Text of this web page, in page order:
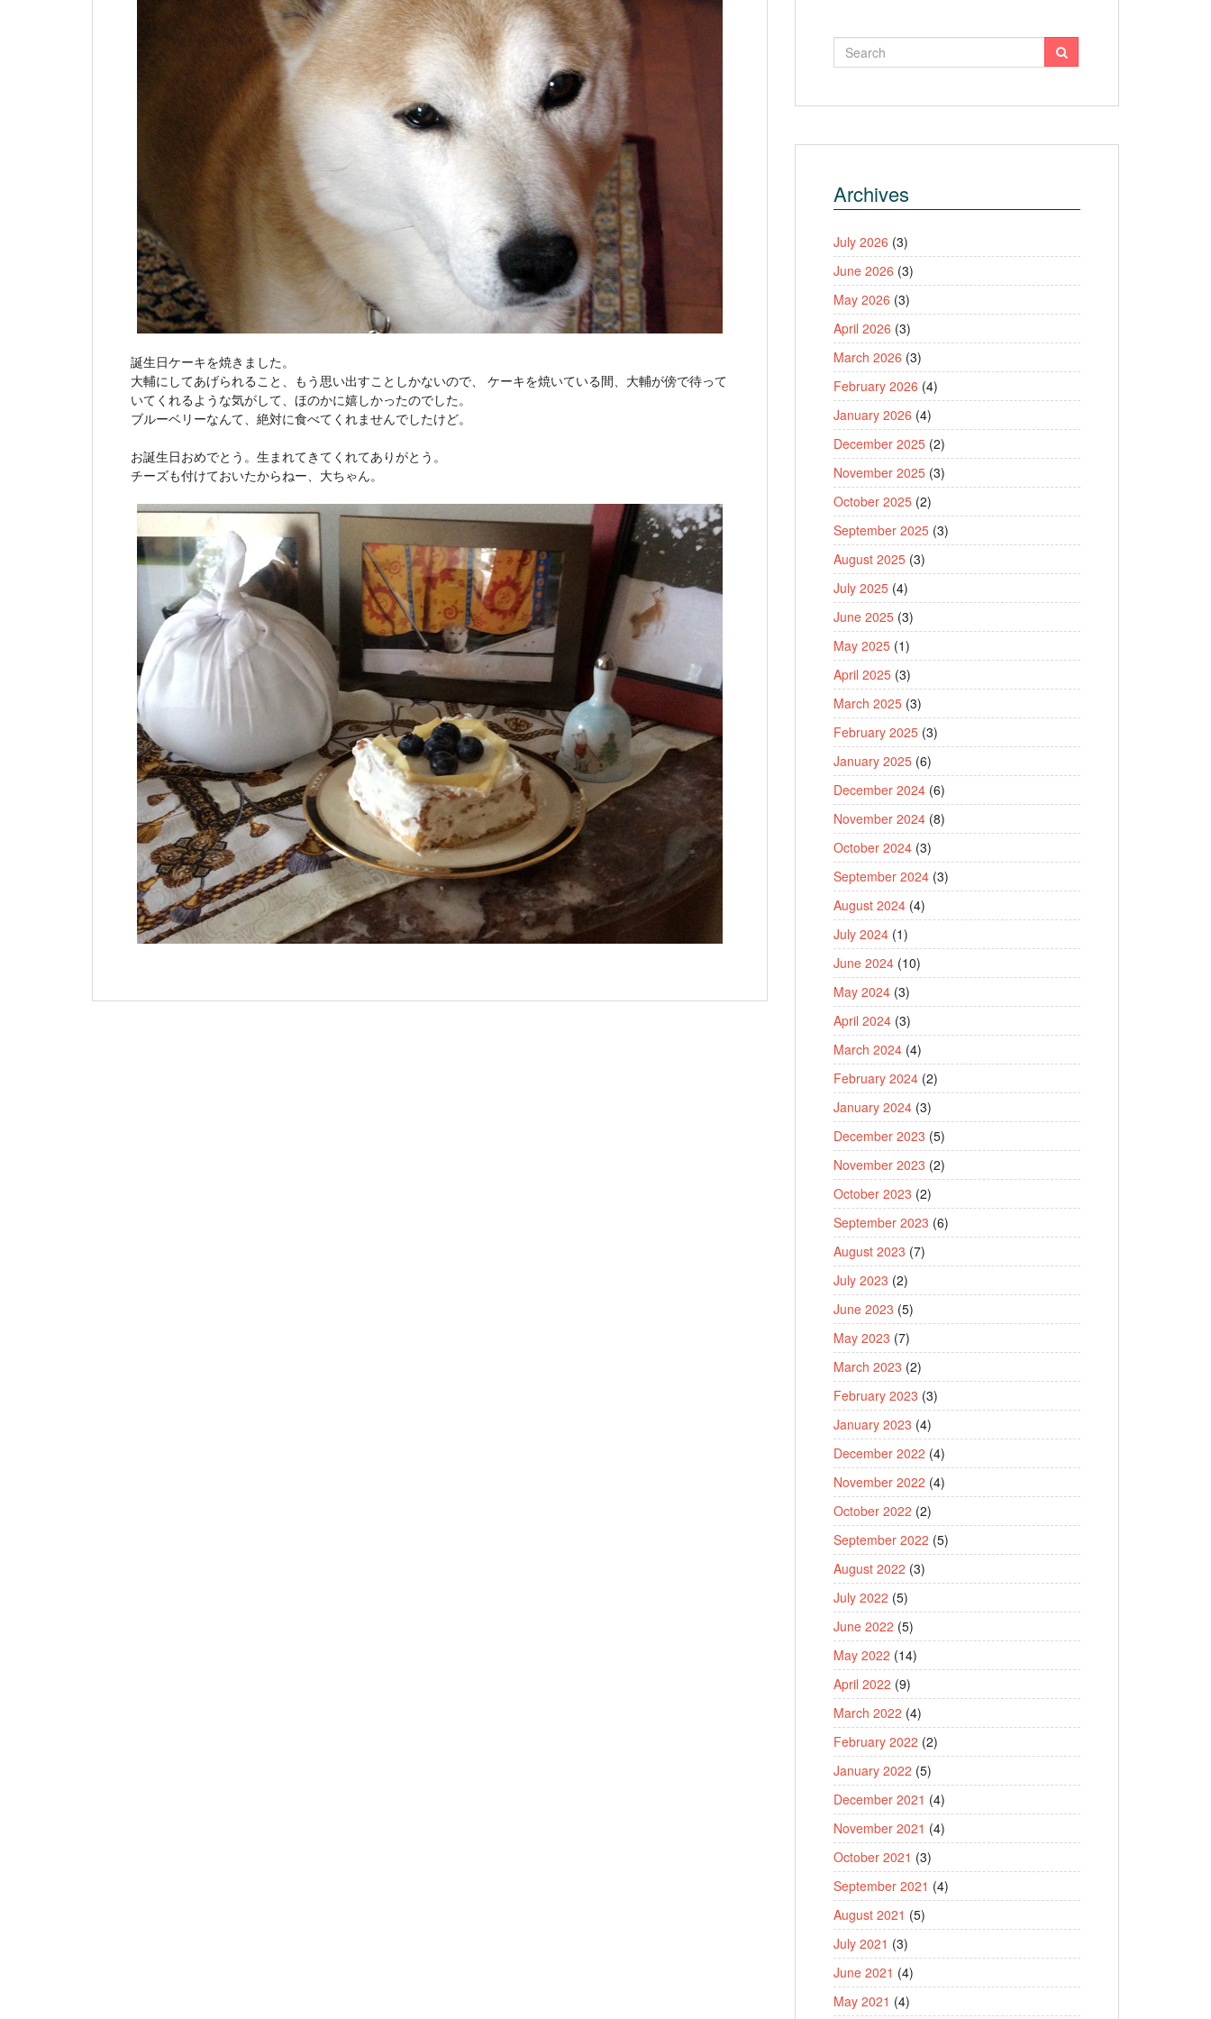
誕生日ケーキを焼きました。
大輔にしてあげられること、もう思い出すことしかないので、 ケーキを焼いている間、大輔が傍で待って
いてくれるような気がして、ほのかに嬉しかったのでした。
ブルーベリーなんて、絶対に食べてくれませんでしたけど。
お誕生日おめでとう。生まれてきてくれてありがとう。
チーズも付けておいたからねー、大ちゃん。
Archives
July 2026 (3)
June 2026 (3)
May 2026 (3)
April 2026 (3)
March 2026 (3)
February 2026 (4)
January 2026 (4)
December 2025 (2)
November 2025 (3)
October 2025 (2)
September 2025 (3)
August 2025 (3)
July 2025 (4)
June 2025 (3)
May 2025 (1)
April 2025 (3)
March 2025 (3)
February 2025 (3)
January 2025 (6)
December 2024 (6)
November 2024 (8)
October 2024 (3)
September 2024 (3)
August 2024 (4)
July 2024 (1)
June 2024 (10)
May 2024 (3)
April 2024 (3)
March 2024 (4)
February 2024 (2)
January 2024 (3)
December 2023 (5)
November 2023 (2)
October 2023 (2)
September 2023 (6)
August 2023 (7)
July 2023 (2)
June 2023 (5)
May 2023 (7)
March 2023 (2)
February 2023 (3)
January 2023 (4)
December 2022 (4)
November 2022 (4)
October 2022 (2)
September 2022 (5)
August 2022 (3)
July 2022 (5)
June 2022 (5)
May 2022 (14)
April 2022 (9)
March 2022 (4)
February 2022 (2)
January 2022 (5)
December 2021 (4)
November 2021 (4)
October 2021 (3)
September 2021 (4)
August 2021 (5)
July 2021 (3)
June 2021 (4)
May 2021 (4)